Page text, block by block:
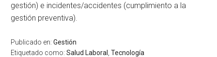
gestión) e incidentes/accidentes (cumplimiento a la
gestión preventiva).
Publicado en:Gestión
Etiquetado como:Salud Laboral ,Tecnología